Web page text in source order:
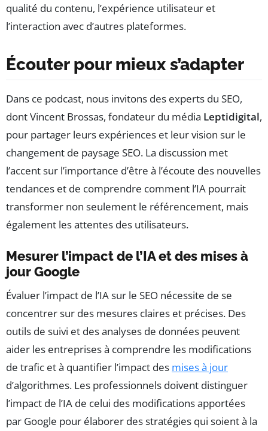
qualité du contenu, l’expérience utilisateur et
l’interaction avec d’autres plateformes.
Écouter pour mieux s’adapter
Dans ce podcast, nous invitons des experts du SEO,
dont Vincent Brossas, fondateur du média Leptidigital,
pour partager leurs expériences et leur vision sur le
changement de paysage SEO. La discussion met
l’accent sur l’importance d’être à l’écoute des nouvelles
tendances et de comprendre comment l’IA pourrait
transformer non seulement le référencement, mais
également les attentes des utilisateurs.
Mesurer l’impact de l’IA et des mises à
jour Google
Évaluer l’impact de l’IA sur le SEO nécessite de se
concentrer sur des mesures claires et précises. Des
outils de suivi et des analyses de données peuvent
aider les entreprises à comprendre les modifications
de trafic et à quantifier l’impact des mises à jour
d’algorithmes. Les professionnels doivent distinguer
l’impact de l’IA de celui des modifications apportées
par Google pour élaborer des stratégies qui soient à la